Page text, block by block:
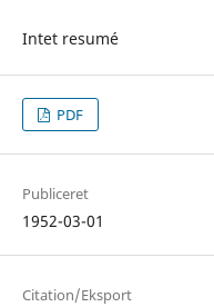
Intet resumé
PDF
Publiceret
1952-03-01
Citation/Eksport